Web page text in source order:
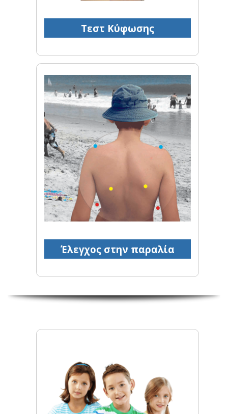
Τεστ Κύφωσης
Έλεγχος στην παραλία